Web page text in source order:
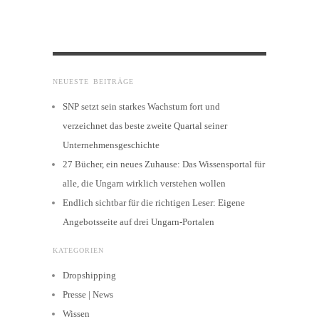
NEUESTE BEITRÄGE
SNP setzt sein starkes Wachstum fort und
verzeichnet das beste zweite Quartal seiner
Unternehmensgeschichte
27 Bücher, ein neues Zuhause: Das Wissensportal für
alle, die Ungarn wirklich verstehen wollen
Endlich sichtbar für die richtigen Leser: Eigene
Angebotsseite auf drei Ungarn-Portalen
KATEGORIEN
Dropshipping
Presse | News
Wissen